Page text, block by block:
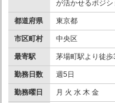
が活かせるポジシ
都道府県 東京都
市区町村 中央区
最寄駅 茅場町駅より徒
勤務日数 週5日
勤務曜日 月 火 水 木 金